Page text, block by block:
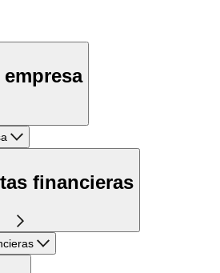
financieras